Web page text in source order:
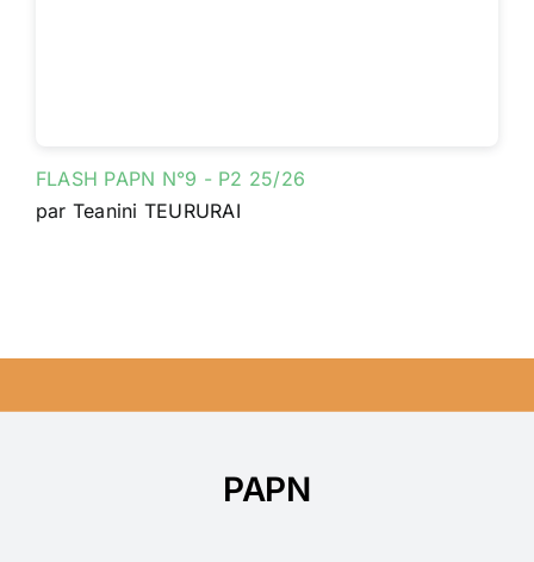
FLASH PAPN N°9 - P2 25/26
par Teanini TEURURAI
PAPN